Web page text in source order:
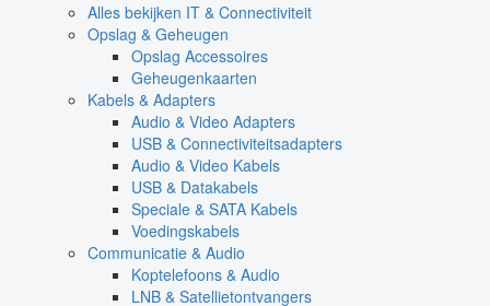
Alles bekijken IT & Connectiviteit
Opslag & Geheugen
Opslag Accessoires
Geheugenkaarten
Kabels & Adapters
Audio & Video Adapters
USB & Connectiviteitsadapters
Audio & Video Kabels
USB & Datakabels
Speciale & SATA Kabels
Voedingskabels
Communicatie & Audio
Koptelefoons & Audio
LNB & Satellietontvangers